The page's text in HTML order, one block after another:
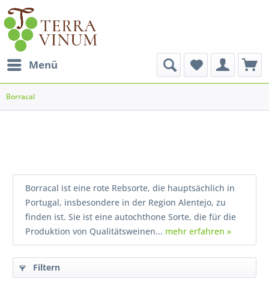
Menü
Borracal
Borracal ist eine rote Rebsorte, die hauptsächlich in
Portugal, insbesondere in der Region Alentejo, zu
finden ist. Sie ist eine autochthone Sorte, die für die
Produktion von Qualitätsweinen... mehr erfahren »
Filtern